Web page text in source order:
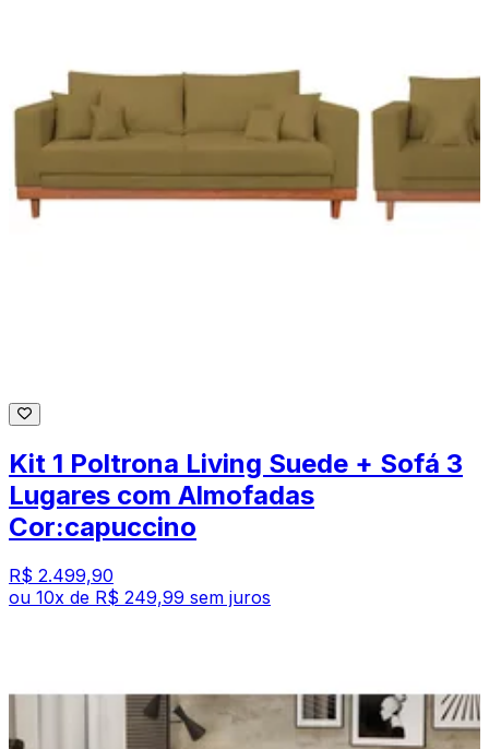
Kit 1 Poltrona Living Suede + Sofá 3
Lugares com Almofadas
Cor:capuccino
R$ 2.499,90
ou 10x de R$ 249,99 sem juros